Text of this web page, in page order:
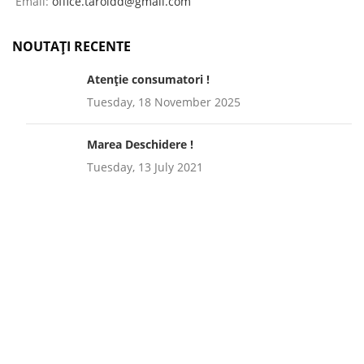
NOUTAȚI RECENTE
Atenție consumatori !
Tuesday, 18 November 2025
Marea Deschidere !
Tuesday, 13 July 2021